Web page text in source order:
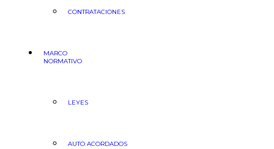
CONTRATACIONES
MARCO
NORMATIVO
LEYES
AUTO ACORDADOS